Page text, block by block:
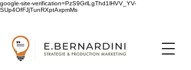
google-site-verification=PzS9GrlLgThd1lHVV_YV-
SUp4OfFJjTunRXptAxpmMs